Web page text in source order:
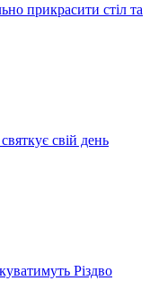
прикрасити стіл та
свій день
Різдво